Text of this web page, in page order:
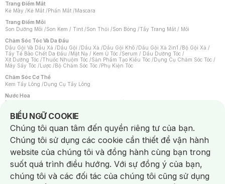
Trang Điểm Mắt
Kẻ Mày /Kẻ Mắt /Phấn Mắt /Mascara
Trang Điểm Môi
Son Dưỡng Môi /Son Kem / Tint /Son Thỏi /Son Bóng /Tẩy Trang Mắt / Môi
Chăm Sóc Tóc Và Da Đầu
Dầu Gội Và Dầu Xả /Dầu Gội /Dầu Xả /Dầu Gội Khô /Dầu Gội Xả 2in1 /Bộ Gội Xả /
Tẩy Tế Bào Chết Da Đầu /Mặt Nạ / Kem Ủ Tóc /Serum / Dầu Dưỡng Tóc /
Xịt Dưỡng Tóc /Thuốc Nhuộm Tóc /Sản Phẩm Tạo Kiểu Tóc /Dụng Cụ Chăm Sóc Tóc /
Máy Sấy Tóc /Lược /Bộ Chăm Sóc Tóc /Phụ Kiện Tóc
Chăm Sóc Cơ Thể
Kem Tẩy Lông /Dụng Cụ Tẩy Lông
Nước Hoa
Nước Hoa Nữ
Chăm Sóc Cá Nhân
Chống Muỗi /Khẩu Trang /Máy Massage/Mặt Nạ Xông Hơi /Nước Rửa Tay/
Sản Phẩm Chăm Sóc Khác /Bàn Chải Đánh Răng /Bàn Chải Điện/
Hỗ Trợ Trắng Răng/Kem Đánh Răng /Máy Tăm Nước/ Nước Súc Miệng/
Tăm / Chỉ Nha Khoa/ Xịt Thơm Miệng / Dung Dịch Vệ Sinh/Dưỡng Vùng Kín/
Khăn Ướt Vệ Sinh Vùng Kín/Băng Vệ Sinh/Tampon/Bọt Cạo Râu /Dao Cạo Râu/
Máy Cạo Râu
Vấn Đề Về Da
Da Dầu / Lỗ Chân Lông To/ Da Khô / Mất Nước/ Da Lão Hóa/ Da Mụn/
Da Nhạy Cảm / Kích Ứng
Da Xỉn Màu Thâm / Nám / Tàn Nhang
BIỂU NGỮ COOKIE
Notice about cookies usage
Chúng tôi quan tâm đến quyền riêng tư của bạn.
Chúng tôi sử dụng các cookie cần thiết để vận hành
website của chúng tôi và đồng hành cùng bạn trong
suốt quá trình điều hướng. Với sự đồng ý của bạn,
chúng tôi và các đối tác của chúng tôi cũng sử dụng